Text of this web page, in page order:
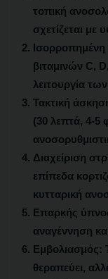
τοπική
σχετίζεται με
Ισορροπημένη
βιταμινών C,
λειτουργία
Τακτική
(30 λεπτά, 4-5
Διαχείριση
επίπεδα
κυτταρική
Επαρκής
αναγέννηση
Εμβολιασμός:
θεραπεύει,